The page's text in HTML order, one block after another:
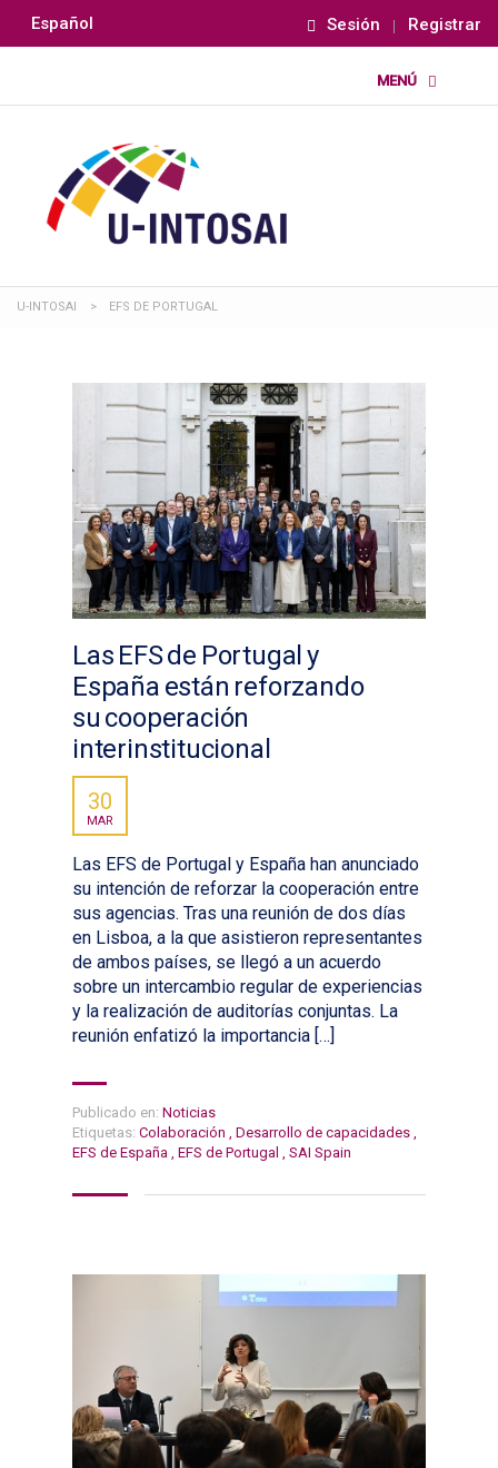
Español Sesión Registrar
U-INTOSAI > EFS DE PORTUGAL
Las EFS de Portugal y
España están reforzando
su cooperación
interinstitucional
30
MAR
Las EFS de Portugal y España han anunciado
su intención de reforzar la cooperación entre
sus agencias. Tras una reunión de dos días
en Lisboa, a la que asistieron representantes
de ambos países, se llegó a un acuerdo
sobre un intercambio regular de experiencias
y la realización de auditorías conjuntas. La
reunión enfatizó la importancia […]
Publicado en: Noticias
Etiquetas: Colaboración Desarrollo de capacidades
EFS de España
EFS de Portugal SAI Spain